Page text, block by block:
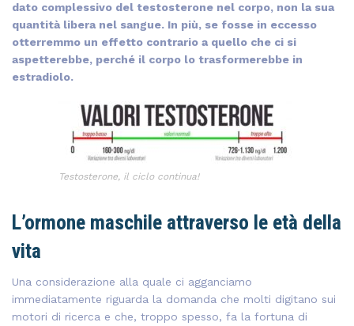
dato complessivo del testosterone nel corpo, non la sua
quantità libera nel sangue. In più, se fosse in eccesso
otterremmo un effetto contrario a quello che ci si
aspetterebbe, perché il corpo lo trasformerebbe in
estradiolo.
Testosterone, il ciclo continua!
L’ormone maschile attraverso le età della
vita
Una considerazione alla quale ci agganciamo
immediatamente riguarda la domanda che molti digitano sui
motori di ricerca e che, troppo spesso, fa la fortuna di